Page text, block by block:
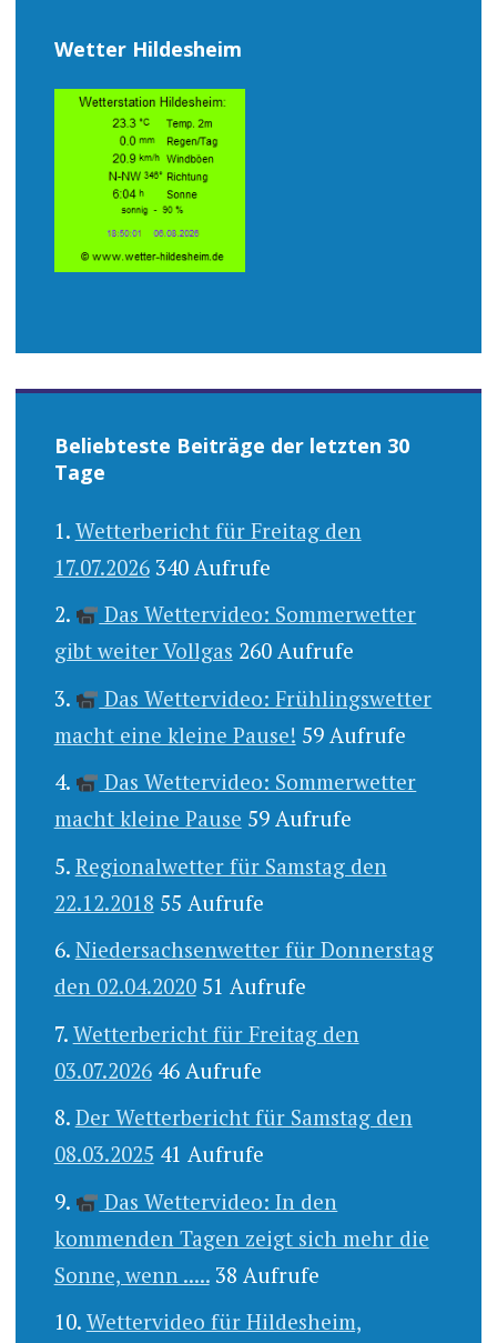
Wetter Hildesheim
Beliebteste Beiträge der letzten 30
Tage
Wetterbericht für Freitag den
17.07.2026 340 Aufrufe
Das Wettervideo: Sommerwetter
gibt weiter Vollgas 260 Aufrufe
Das Wettervideo: Frühlingswetter
macht eine kleine Pause! 59 Aufrufe
Das Wettervideo: Sommerwetter
macht kleine Pause 59 Aufrufe
Regionalwetter für Samstag den
22.12.2018 55 Aufrufe
Niedersachsenwetter für Donnerstag
den 02.04.2020 51 Aufrufe
Wetterbericht für Freitag den
03.07.2026 46 Aufrufe
Der Wetterbericht für Samstag den
08.03.2025 41 Aufrufe
Das Wettervideo: In den
kommenden Tagen zeigt sich mehr die
Sonne, wenn ..... 38 Aufrufe
Wettervideo für Hildesheim,